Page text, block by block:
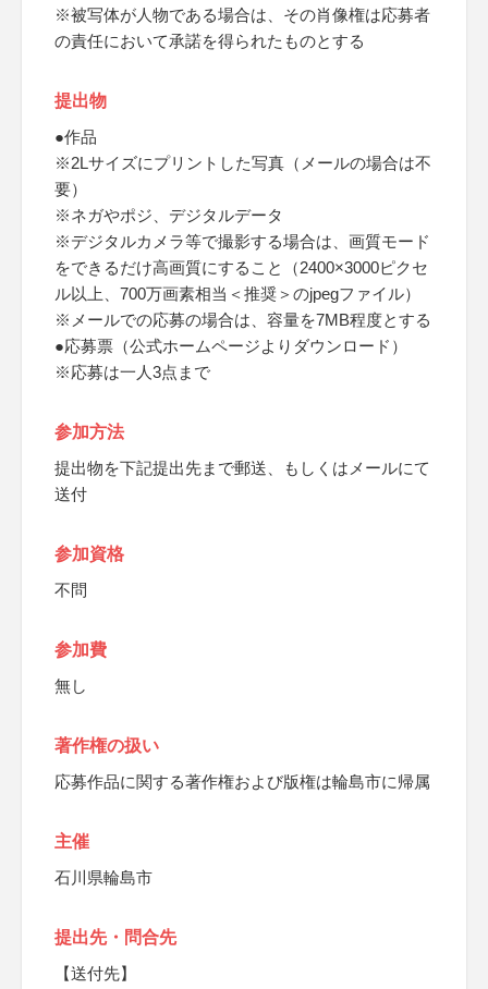
※被写体が人物である場合は、その肖像権は応募者
の責任において承諾を得られたものとする
提出物
●作品
※2Lサイズにプリントした写真（メールの場合は不
要）
※ネガやポジ、デジタルデータ
※デジタルカメラ等で撮影する場合は、画質モード
をできるだけ高画質にすること（2400×3000ピクセ
ル以上、700万画素相当＜推奨＞のjpegファイル）
※メールでの応募の場合は、容量を7MB程度とする
●応募票（公式ホームページよりダウンロード）
※応募は一人3点まで
参加方法
提出物を下記提出先まで郵送、もしくはメールにて
送付
参加資格
不問
参加費
無し
著作権の扱い
応募作品に関する著作権および版権は輪島市に帰属
主催
石川県輪島市
提出先・問合先
【送付先】